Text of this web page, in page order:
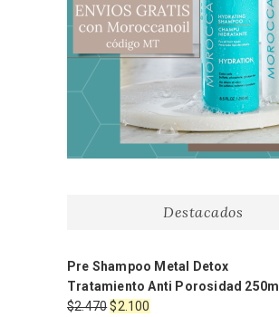
Destacados
Pre Shampoo Metal Detox
Tratamiento Anti Porosidad 250ml
$2.470El
$2.100